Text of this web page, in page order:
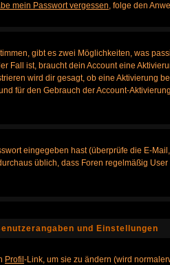
mein Passwort vergessen, folge den
gibt es zwei Möglichkeiten, was
ist, braucht dein Account eine
wird dir gesagt, ob eine Aktivierung
für den Gebrauch der Account-
eingegeben hast (überprüfe die E-
üblich, dass Foren regelmäßig
und Einstellungen
Profil -Link, um sie zu ändern (wird